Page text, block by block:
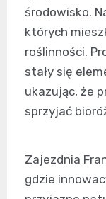
środowisko.
których
roślinności.
stały się
ukazując, że
sprzyjać
Zajezdnia
gdzie